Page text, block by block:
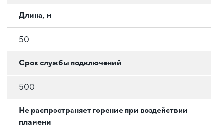
Длина, м
50
Срок службы подключений
500
Не распространяет горение при воздействии
пламени